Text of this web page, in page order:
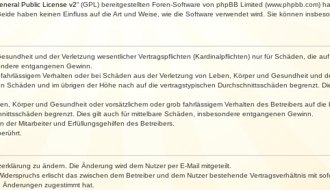
Public License v2“ (GPL) bereitgestellten Foren-Software von phpBB Limited (www.phpbb.com)
haben keinen Einfluss auf die Art und Weise, wie die Software verwendet wird. Sie können
und der Verletzung wesentlicher Vertragspflichten (Kardinalpflichten) nur für Schäden, die
entgangenen Gewinn.
Verhalten oder bei Schäden aus der Verletzung von Leben, Körper und Gesundheit und
Schäden und im übrigen der Höhe nach auf die vertragstypischen Durchschnittsschäden begrenzt.
Körper und Gesundheit oder vorsätzlichem oder grob fahrlässigem Verhalten des Betreibers auf die
begrenzt. Dies gilt auch für mittelbare Schäden, insbesondere entgangenen Gewinn.
Mitarbeiter und Erfüllungsgehilfen des Betreibers.
zu ändern. Die Änderung wird dem Nutzer per E-Mail mitgeteilt.
erlischt das zwischen dem Betreiber und dem Nutzer bestehende Vertragsverhältnis mit
zugestimmt hat.